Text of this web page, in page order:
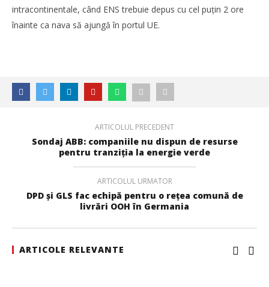
Cushman & Wakefield Echinox: Cererea de spații
industriale și logistice din România a crescut cu 11% în
Pătru
intracontinentale, când ENS trebuie depus cu cel puțin 2 ore
înainte ca nava să ajungă în portul UE.
ARTICOLUL PRECEDENT
Sondaj ABB: companiile nu dispun de resurse
pentru tranziția la energie verde
ARTICOLUL URMATOR
DPD și GLS fac echipă pentru o rețea comună de
livrări OOH în Germania
ARTICOLE RELEVANTE